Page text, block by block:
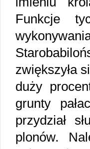
Funkcje
zwiększyła
duży
grunty
przydział
plonów.